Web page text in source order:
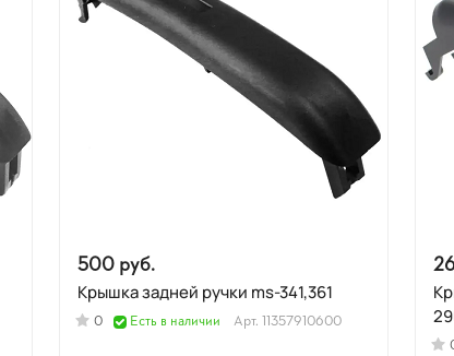
500 руб.
Крышка задней ручки ms-341,361
0 Есть в наличии Арт. 11357910600